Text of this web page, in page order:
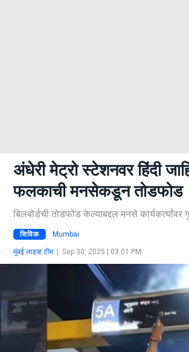
अंधेरी मेट्रो स्टेशनवर हिंदी
फलकाची मनसेकडून तोडफोड
बिलबोर्डची तोडफोड केल्याबद्दल मनसे कार्यकर्त्यांवर
सिविक Mumbai
मुंबई लाइव्ह टीम| Sep 30, 2025 | 03:01 PM